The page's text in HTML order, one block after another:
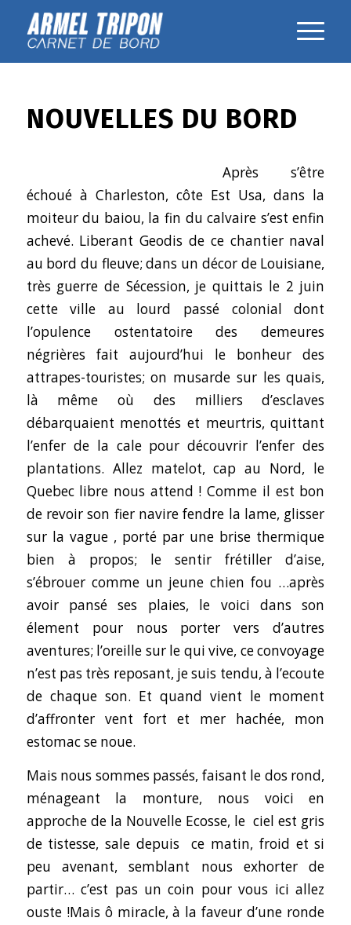
NOUVELLES DU BORD
Après s’être
échoué à Charleston, côte Est Usa, dans la
moiteur du baiou, la fin du calvaire s’est enfin
achevé. Liberant Geodis de ce chantier naval
au bord du fleuve; dans un décor de Louisiane,
très guerre de Sécession, je quittais le 2 juin
cette ville au lourd passé colonial dont
l’opulence ostentatoire des demeures
négrières fait aujourd’hui le bonheur des
attrapes-touristes; on musarde sur les quais,
là même où des milliers d’esclaves
débarquaient menottés et meurtris, quittant
l’enfer de la cale pour découvrir l’enfer des
plantations. Allez matelot, cap au Nord, le
Quebec libre nous attend ! Comme il est bon
de revoir son fier navire fendre la lame, glisser
sur la vague , porté par une brise thermique
bien à propos; le sentir frétiller d’aise,
s’ébrouer comme un jeune chien fou …après
avoir pansé ses plaies, le voici dans son
élement pour nous porter vers d’autres
aventures; l’oreille sur le qui vive, ce convoyage
n’est pas très reposant, je suis tendu, à l’ecoute
de chaque son. Et quand vient le moment
d’affronter vent fort et mer hachée, mon
estomac se noue.
Mais nous sommes passés, faisant le dos rond,
ménageant la monture, nous voici en
approche de la Nouvelle Ecosse, le ciel est gris
de tistesse, sale depuis ce matin, froid et si
peu avenant, semblant nous exhorter de
partir… c’est pas un coin pour vous ici allez
ouste !Mais ô miracle, à la faveur d’une ronde